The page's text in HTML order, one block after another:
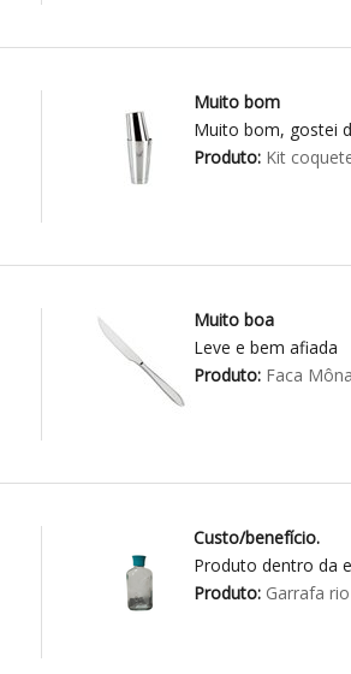
Muito bom
Muito bom, gostei
Produto:Kit
Muito boa
Leve e bem afiada
Produto:Faca
Custo/benefício.
Produto dentro da
Produto:Garrafa rio